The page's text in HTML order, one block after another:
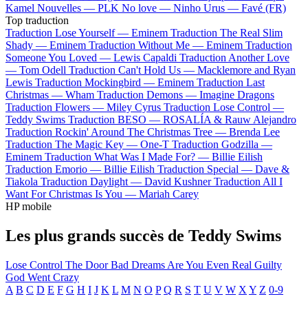
Kamel Nouvelles — PLK No love — Ninho Urus — Favé (FR)
Top traduction
Traduction Lose Yourself — Eminem Traduction The Real Slim
Shady — Eminem Traduction Without Me — Eminem Traduction
Someone You Loved — Lewis Capaldi Traduction Another Love
— Tom Odell Traduction Can't Hold Us — Macklemore and Ryan
Lewis Traduction Mockingbird — Eminem Traduction Last
Christmas — Wham Traduction Demons — Imagine Dragons
Traduction Flowers — Miley Cyrus Traduction Lose Control —
Teddy Swims Traduction BESO — ROSALÍA & Rauw Alejandro
Traduction Rockin' Around The Christmas Tree — Brenda Lee
Traduction The Magic Key — One-T Traduction Godzilla —
Eminem Traduction What Was I Made For? — Billie Eilish
Traduction Emorio — Billie Eilish Traduction Special — Dave &
Tiakola Traduction Daylight — David Kushner Traduction All I
Want For Christmas Is You — Mariah Carey
HP mobile
Les plus grands succès de Teddy Swims
Lose Control The DoorBad Dreams Are You Even Real Guilty
God Went Crazy
A B C D E F G H I J K L M N O P Q R S T U V W X Y Z 0-9